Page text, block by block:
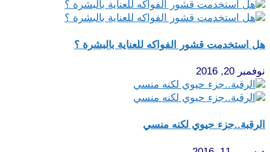
هل استخدمت قشور الفواكه للعناية بالبشرة ؟
نوفمبر 20, 2016
الرقبة..جزء حيوي لكنه منسي